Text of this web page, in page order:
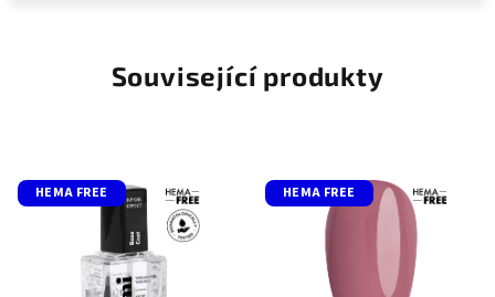
Související produkty
HEMA FREE HEMA FREE